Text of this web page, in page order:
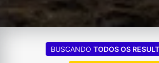
BUSCANDO TODOS OS